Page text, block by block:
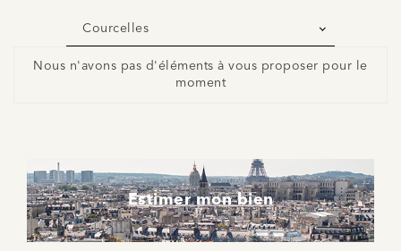
Courcelles
Nous n'avons pas d'éléments à vous proposer pour le
moment
Estimer mon bien